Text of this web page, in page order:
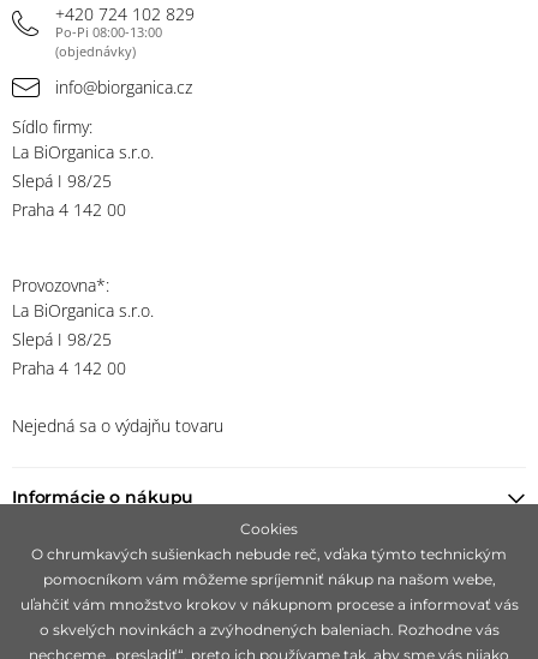
+420 724 102 829
Po-Pi 08:00-13:00
(objednávky)
info@biorganica.cz
Sídlo firmy:
La BiOrganica s.r.o.
Slepá I 98/25
Praha 4 142 00
Provozovna*:
La BiOrganica s.r.o.
Slepá I 98/25
Praha 4 142 00
Nejedná sa o výdajňu tovaru
Informácie o nákupu
Nájsť predajcu
Ostaňte s nami v kontakte
Cookies
O chrumkavých sušienkach nebude reč, vďaka týmto technickým
pomocníkom vám môžeme spríjemniť nákup na našom webe,
uľahčiť vám množstvo krokov v nákupnom procese a informovať vás
o skvelých novinkách a zvýhodnených baleniach. Rozhodne vás
nechceme „presladiť“, preto ich používame tak, aby sme vás nijako